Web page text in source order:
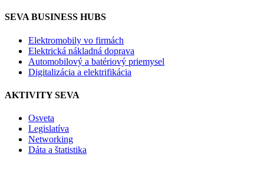
SEVA BUSINESS HUBS
Elektromobily vo firmách
Elektrická nákladná doprava
Automobilový a batériový priemysel
Digitalizácia a elektrifikácia
AKTIVITY SEVA
Osveta
Legislatíva
Networking
Dáta a štatistika